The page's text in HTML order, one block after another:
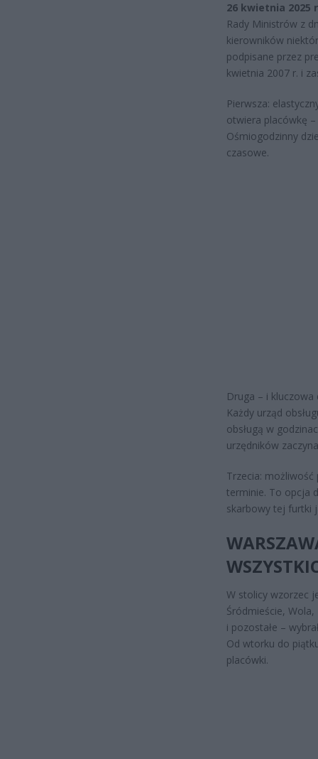
26 kwietnia 2025
Rady Ministrów z
kierowników
podpisane przez
kwietnia 2007 r. i
Pierwsza:
otwiera placówkę
Ośmiogodzinny
czasowe.
Druga – i
Każdy urząd
obsługą w
urzędników
Trzecia:
terminie. To opcja
skarbowy tej furtki
W stolicy wzorzec
Śródmieście,
i pozostałe –
Od wtorku do
placówki.